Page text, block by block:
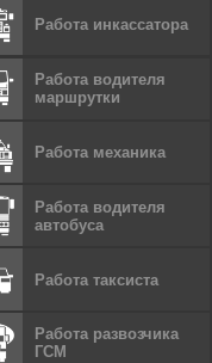
Работа инкассатора
Работа водителя
маршрутки
Работа механика
Работа водителя
автобуса
Работа таксиста
Работа развозчика
ГСМ